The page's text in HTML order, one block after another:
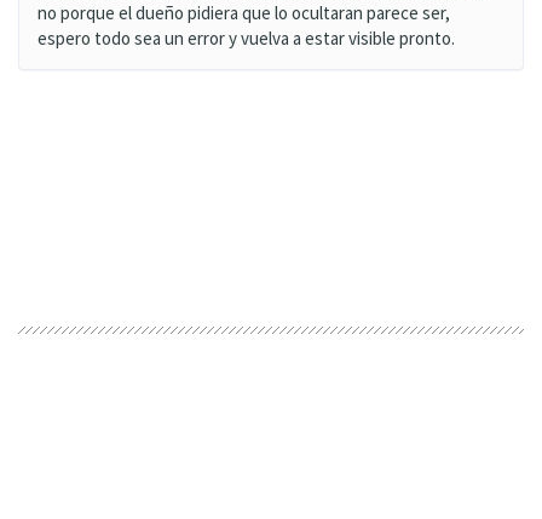
no porque el dueño pidiera que lo ocultaran parece ser,
espero todo sea un error y vuelva a estar visible pronto.